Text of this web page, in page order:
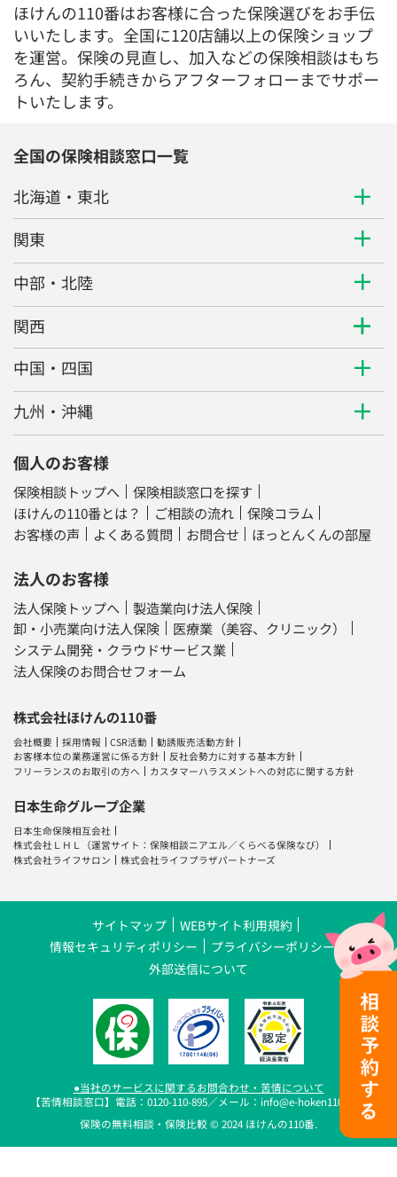
ほけんの110番はお客様に合った保険選びをお手伝
いいたします。全国に120店舗以上の保険ショップ
を運営。保険の見直し、加入などの保険相談はもち
ろん、契約手続きからアフターフォローまでサポー
トいたします。
全国の保険相談窓口一覧
北海道・東北
関東
中部・北陸
関西
中国・四国
九州・沖縄
個人のお客様
保険相談トップへ
保険相談窓口を探す
ほけんの110番とは？
ご相談の流れ
保険コラム
お客様の声
よくある質問 お問合せ ほっとんくんの部屋
法人のお客様
法人保険トップへ
製造業向け法人保険
卸・小売業向け法人保険
医療業（美容、クリニック）
システム開発・クラウドサービス業
法人保険のお問合せフォーム
株式会社ほけんの110番
会社概要 採用情報 CSR活動
勧誘販売活動方針
お客様本位の業務運営に係る方針
反社会勢力に対する基本方針
フリーランスのお取引の方へ
カスタマーハラスメントへの対応に関する方針
日本生命グループ企業
日本生命保険相互会社
株式会社ＬＨＬ （運営サイト：保険相談ニアエル／ くらべる保険なび）
株式会社ライフサロン
株式会社ライフプラザパートナーズ
サイトマップ
WEBサイト利用規約
情報セキュリティポリシー
プライバシーポリシー
外部送信について
●当社のサービスに関するお問合わせ・苦情について
【苦情相談窓口】電話：0120-110-895／メール：info@e-hoken110.com
保険の無料相談・保険比較 © 2024 ほけんの110番.